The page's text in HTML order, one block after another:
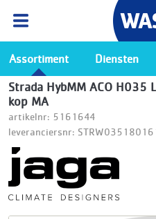
Ga naar de Wasco app
Assortiment Diensten
Strada HybMM ACO H035
kop MA
artikelnr: 5161644
leveranciersnr: